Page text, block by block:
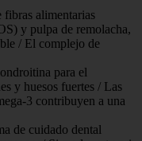
fibras alimentarias
y pulpa de remolacha,
/ El complejo de
para el
y huesos fuertes / Las
3 contribuyen a una
de cuidado dental